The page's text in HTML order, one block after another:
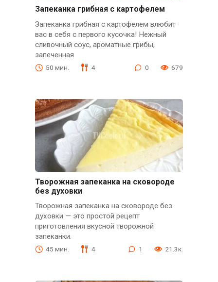
Запеканка грибная с картофелем
Запеканка грибная с картофелем влюбит
вас в себя с первого кусочка! Нежный
сливочный соус, ароматные грибы,
запеченная
50 мин. 4 0 679
Творожная запеканка на сковороде
без духовки
Творожная запеканка на сковороде без
духовки — это простой рецепт
приготовления вкусной творожной
запеканки.
45 мин. 4 1 21.3к.